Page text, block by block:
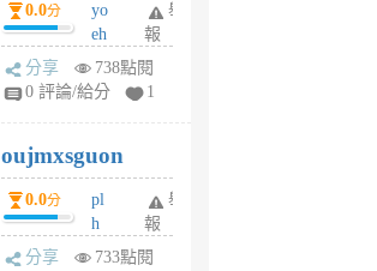
m
v
A
V
個
月
前
0.0分
yo
eh
ld
gy
個
月
前
舉
報
分享
738點閱
0 評論/給分
1
oujmxsguon
0.0分
pl
h
wi
舉
報
分享
733點閱